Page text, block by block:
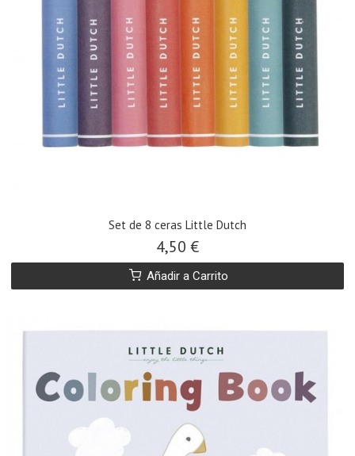
Set de 8 ceras Little Dutch
4,50 €
Añadir a Carrito